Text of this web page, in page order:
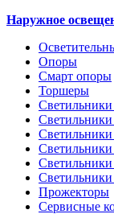
Наружное
Опоры
Смарт опоры
Торшеры
Прожекторы
Сервисные